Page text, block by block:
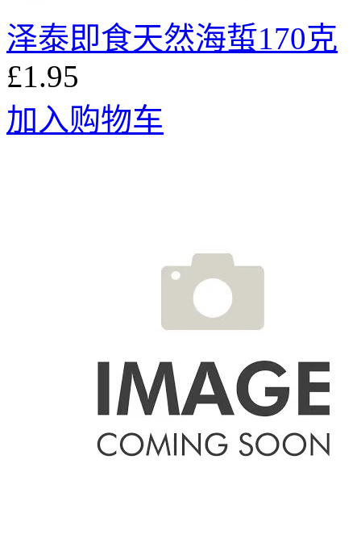
泽泰即食天然海蜇170克
£1.95
加入购物车